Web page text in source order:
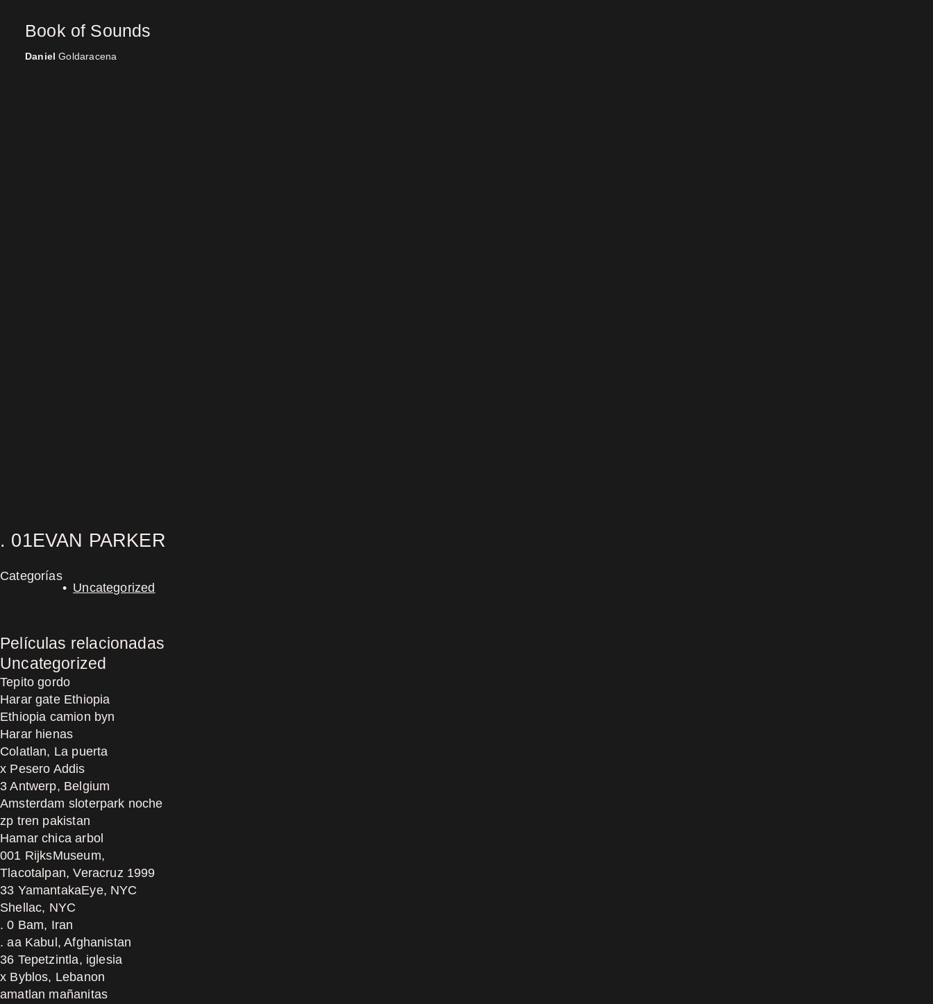
Book of Sounds
Daniel Goldaracena
. 01EVAN PARKER
Categorías
Uncategorized
Películas relacionadas
Uncategorized
Tepito gordo
Harar gate Ethiopia
Ethiopia camion byn
Harar hienas
Colatlan, La puerta
x Pesero Addis
3 Antwerp, Belgium
Amsterdam sloterpark noche
zp tren pakistan
Hamar chica arbol
001 RijksMuseum,
Tlacotalpan, Veracruz 1999
33 YamantakaEye, NYC
Shellac, NYC
. 0 Bam, Iran
. aa Kabul, Afghanistan
36 Tepetzintla, iglesia
x Byblos, Lebanon
amatlan mañanitas